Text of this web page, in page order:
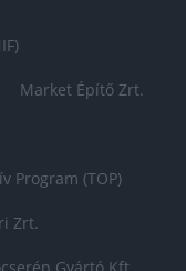
Market Építő Zrt.
Program (TOP)
Zrt.